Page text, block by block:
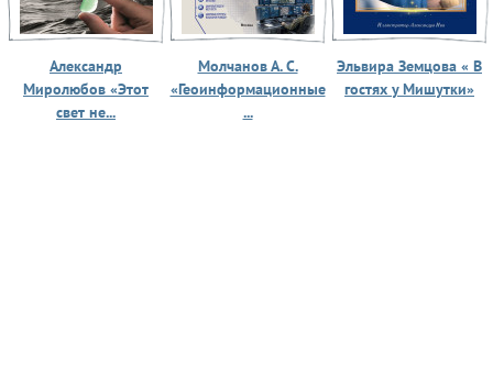
Александр
Миролюбов «Этот
свет не...
Молчанов А. С.
«Геоинформационные
...
Эльвира Земцова « В
гостях у Мишутки»